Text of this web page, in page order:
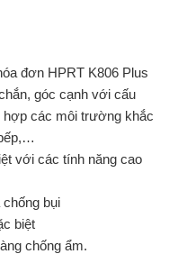
K806 Plus
góc cạnh với cấu
hợp các môi trường khắc
với các tính năng cao
bụi
biệt
chống ẩm.